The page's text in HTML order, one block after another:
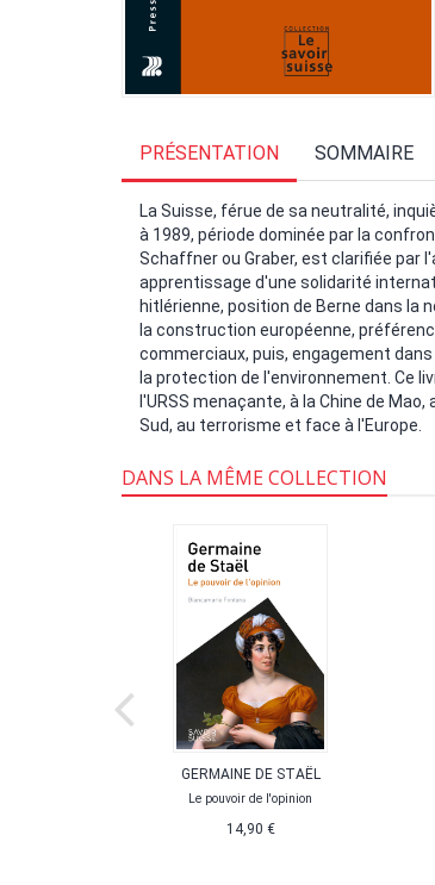
PRÉSENTATION SOMMAIRE
La Suisse, férue de sa neutralité,
à 1989, période dominée par la
Schaffner ou Graber, est clarifiée par
apprentissage d'une solidarité
hitlérienne, position de Berne dans la
la construction européenne,
commerciaux, puis, engagement
la protection de l'environnement. Ce
l'URSS menaçante, à la Chine de
Sud, au terrorisme et face à l'Europe.
DANS LA MÊME COLLECTION
GERMAINE DE STAËL
Le pouvoir de l'opinion
14,90 €